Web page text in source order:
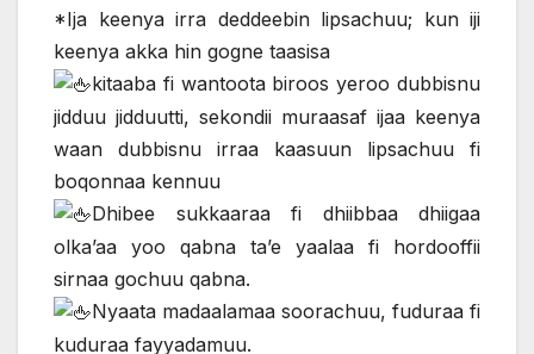
*Ija keenya irra deddeebin lipsachuu; kun iji
keenya akka hin gogne taasisa
kitaaba fi wantoota biroos yeroo dubbisnu
jidduu jidduutti, sekondii muraasaf ijaa keenya
waan dubbisnu irraa kaasuun lipsachuu fi
boqonnaa kennuu
Dhibee sukkaaraa fi dhiibbaa dhiigaa
olka’aa yoo qabna ta’e yaalaa fi hordooffii
sirnaa gochuu qabna.
Nyaata madaalamaa soorachuu, fuduraa fi
kuduraa fayyadamuu.